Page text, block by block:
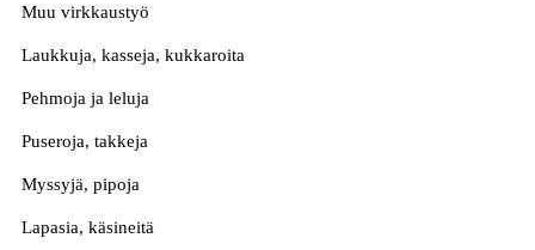
Muu virkkaustyö
Laukkuja, kasseja, kukkaroita
Pehmoja ja leluja
Puseroja, takkeja
Myssyjä, pipoja
Lapasia, käsineitä